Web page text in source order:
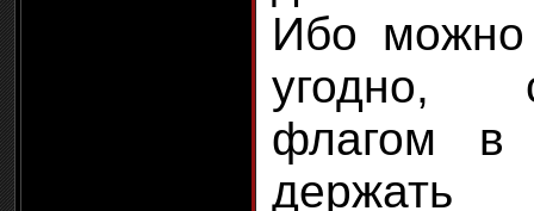
Ибо можно
угодно,
флагом в